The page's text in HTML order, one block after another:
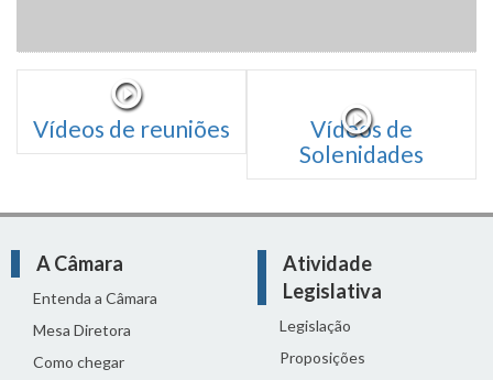
Vídeos de reuniões
Vídeos de
Solenidades
A Câmara
Entenda a Câmara
Mesa Diretora
Como chegar
Atividade
Legislativa
Legislação
Proposições